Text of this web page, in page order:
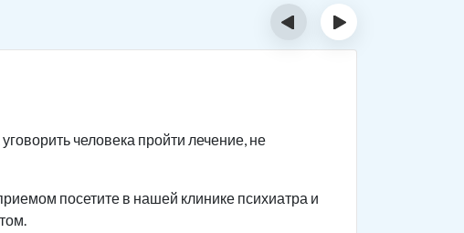
человека пройти лечение, не
посетите в нашей клинике психиатра и
‹ ›